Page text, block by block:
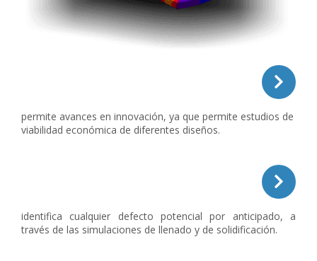
permite avances en innovación, ya que permite estudios de
viabilidad económica de diferentes diseños.
identifica cualquier defecto potencial por anticipado, a
través de las simulaciones de llenado y de solidificación.